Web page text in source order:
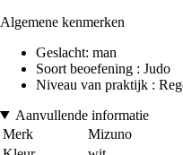
Algemene kenmerken
Geslacht: man
Soort beoefening : Judo
Niveau van praktijk :
Aanvullende informatie
Merk
Mizuno